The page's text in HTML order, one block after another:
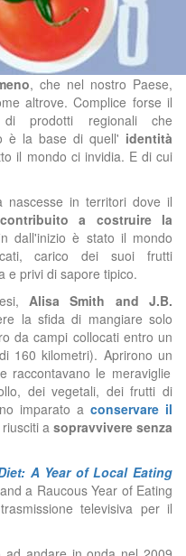
, che nel nostro Paese,
altrove. Complice forse il
prodotti regionali che
è la base di quell' identità
il mondo ci invidia. E di cui
nascesse in territori dove il
a costruire la
dall'inizio è stato il mondo
carico dei suoi frutti
e privi di sapore tipico.
Alisa Smith and J.B.
la sfida di mangiare solo
da campi collocati entro un
160 kilometri). Aprirono un
raccontavano le meraviglie
dei vegetali, dei frutti di
imparato aconservare il
a sopravvivere senza
A Year of Local Eating
a Raucous Year of Eating
televisiva per il